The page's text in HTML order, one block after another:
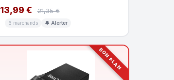
13,99 € 21,35 €
6 marchands 🔔 Alerter
BON PLAN